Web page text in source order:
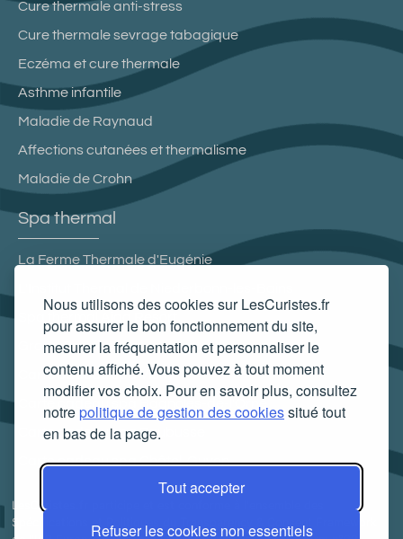
Nous utilisons des cookies sur LesCuristes.fr
pour assurer le bon fonctionnement du site,
mesurer la fréquentation et personnaliser le
contenu affiché. Vous pouvez à tout moment
modifier vos choix. Pour en savoir plus, consultez
notrepolitique de gestion des cookiessitué tout
en bas de la page.
Tout accepter
Refuser les cookies non essentiels
Cure thermale anti-stress
Cure thermale sevrage tabagique
Eczéma et cure thermale
Asthme infantile
Maladie de Raynaud
Affections cutanées et thermalisme
Maladie de Crohn
Spa thermal
La Ferme Thermale d'Eugénie
Grand Spa thermal
Carte cadeau spa Vichy
Carte cadeau spa Bagnoles-de-l'Orne
Carte cadeau spa Saubusse
Carte cadeau spa Châtel-Guyon
LesCuristes.fr participe et est conforme à l'ensemble des
Spécifications et Politiques du Transparency & Consent Framework